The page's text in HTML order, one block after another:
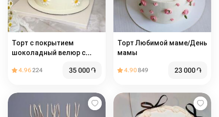
Торт с покрытием
шоколадный велюр с
на день рождения,
учителю
4.96224 35 000֏
Торт Любимой маме/День
мамы
4.90849 23 000֏